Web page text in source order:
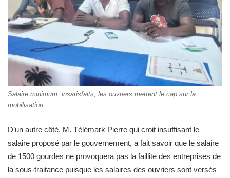
Salaire minimum: insatisfaits, les ouvriers mettent le cap sur la
mobilisation
D’un autre côté, M. Télémark Pierre qui croit insuffisant le
salaire proposé par le gouvernement, a fait savoir que le salaire
de 1500 gourdes ne provoquera pas la faillite des entreprises de
la sous-traitance puisque les salaires des ouvriers sont versés